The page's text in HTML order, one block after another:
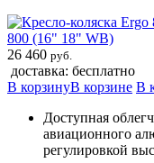
800 (16" 18" WB)
26 460 руб.
доставка: бесплатно
В корзинуВ корзине В
Доступная
авиационного
регулировкой